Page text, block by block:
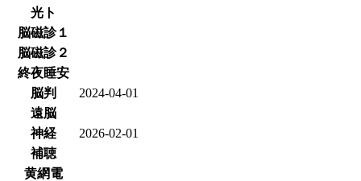
光ト
脳磁診１
脳磁診２
終夜睡安
脳判
2024-04-01
遠脳
神経
2026-02-01
補聴
黄網電